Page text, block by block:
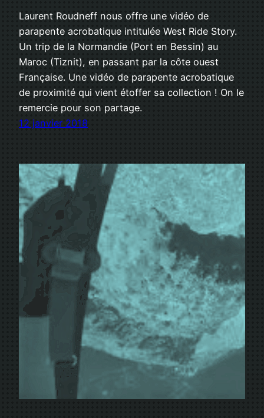
Laurent Roudneff nous offre une vidéo de
parapente acrobatique intitulée West Ride Story.
Un trip de la Normandie (Port en Bessin) au
Maroc (Tiznit), en passant par la côte ouest
Française. Une vidéo de parapente acrobatique
de proximité qui vient étoffer sa collection ! On le
remercie pour son partage.
12 janvier 2018